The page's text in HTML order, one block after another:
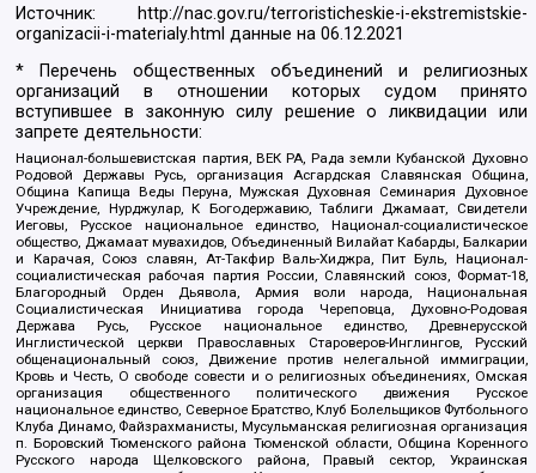
Источник:
http://nac.gov.ru/terroristicheskie-i-ekstremistskie-
organizacii-i-materialy.html данные на06.12.2021
* Перечень общественных объединений и религиозных
организаций в отношении которых судом принято
вступившее в законную силу решение о ликвидации или
запрете деятельности:
Национал-большевистская партия, ВЕК РА, Рада земли Кубанской Духовно
Родовой Державы Русь, организация Асгардская Славянская Община,
Община Капища Веды Перуна, Мужская Духовная Семинария Духовное
Учреждение, Нурджулар, К Богодержавию, Таблиги Джамаат, Свидетели
Иеговы, Русское национальное единство, Национал-социалистическое
общество, Джамаат мувахидов, Объединенный Вилайат Кабарды, Балкарии
и Карачая, Союз славян, Ат-Такфир Валь-Хиджра, Пит Буль, Национал-
социалистическая рабочая партия России, Славянский союз, Формат-18,
Благородный Орден Дьявола, Армия воли народа, Национальная
Социалистическая Инициатива города Череповца, Духовно-Родовая
Держава Русь, Русское национальное единство, Древнерусской
Инглистической церкви Православных Староверов-Инглингов, Русский
общенациональный союз, Движение против нелегальной иммиграции,
Кровь и Честь, О свободе совести и о религиозных объединениях, Омская
организация общественного политического движения Русское
национальное единство, Северное Братство, Клуб Болельщиков Футбольного
Клуба Динамо, Файзрахманисты, Мусульманская религиозная организация
п. Боровский Тюменского района Тюменской области, Община Коренного
Русского народа Щелковского района, Правый сектор, Украинская